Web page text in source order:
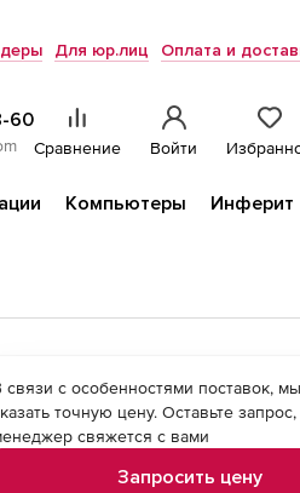
Для юр.лиц Оплата и
60
Сравнение Войти
Компьютеры Инферит
связи с особенностями поставок,
точную цену. Оставьте
свяжется с вами
Запросить цену